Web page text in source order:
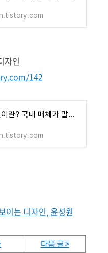
자인
142
서비스디자인이란? 국내 매체가 말하는 서비스디자인
이는 디자인, 윤성원
다음 글 >